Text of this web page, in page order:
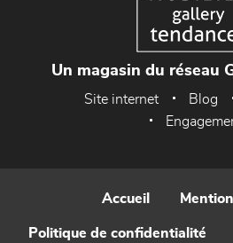
Un magasin du réseau
Site internet Blog
Accueil
Politique de confidentialité